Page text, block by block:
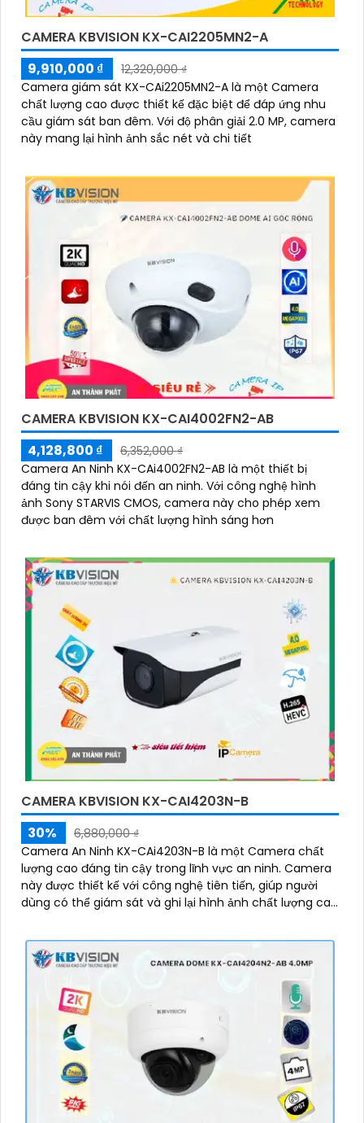
CAMERA KBVISION KX-CAI2205MN2-A
9,910,000 ₫
12,320,000 ₫
Camera giám sát KX-CAi2205MN2-A là một Camera
chất lượng cao được thiết kế đặc biệt để đáp ứng nhu
cầu giám sát ban đêm. Với độ phân giải 2.0 MP, camera
này mang lại hình ảnh sắc nét và chi tiết
CAMERA KBVISION KX-CAI4002FN2-AB
4,128,800 ₫
6,352,000 ₫
Camera An Ninh KX-CAi4002FN2-AB là một thiết bị
đáng tin cậy khi nói đến an ninh. Với công nghệ hình
ảnh Sony STARVIS CMOS, camera này cho phép xem
được ban đêm với chất lượng hình sáng hơn
CAMERA KBVISION KX-CAI4203N-B
30%
6,880,000 ₫
Camera An Ninh KX-CAi4203N-B là một Camera chất
lượng cao đáng tin cậy trong lĩnh vực an ninh. Camera
này được thiết kế với công nghệ tiên tiến, giúp người
dùng có thể giám sát và ghi lại hình ảnh chất lượng cao